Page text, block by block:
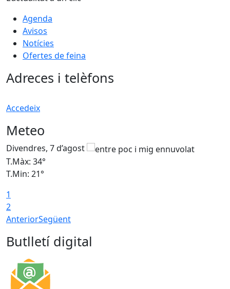
Agenda
Avisos
Notícies
Ofertes de feina
Adreces i telèfons
Accedeix
Meteo
Divendres, 7 d’agost
T.Màx: 34°
T.Min: 21°
1
2
AnteriorSegüent
Butlletí digital